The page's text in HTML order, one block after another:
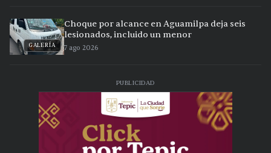
GALERÍA
Choque por alcance en Aguamilpa deja seis
lesionados, incluido un menor
7 ago 2026
PUBLICIDAD